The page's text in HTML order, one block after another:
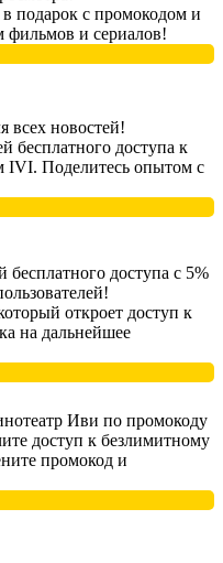
подарок с промокодом и
фильмов и сериалов!
всех новостей!
бесплатного доступа к
IVI. Поделитесь опытом с
доступа с 5%
откроет доступ к
на дальнейшее
Иви по промокоду
доступ к безлимитному
промокод и